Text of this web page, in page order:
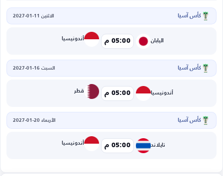
كأس آسيا الاثنين 11-01-2027
اليابان 05:00 م أندونيسيا
كأس آسيا السبت 16-01-2027
أندونيسيا 05:00 م قطر
كأس آسيا الأربعاء 20-01-2027
تايلاند 05:00 م أندونيسيا